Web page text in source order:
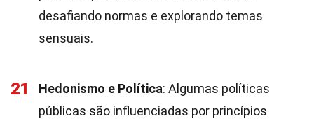
desafiando normas e explorando temas
sensuais.
21 Hedonismo e Política: Algumas políticas
públicas são influenciadas por princípios